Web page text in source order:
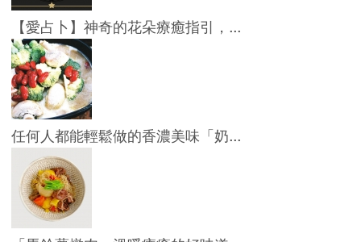
【愛占卜】神奇的花朵療癒指引，...
任何人都能輕鬆做的香濃美味「奶...